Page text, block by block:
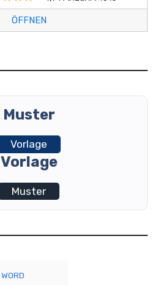
ÖFFNEN
Muster
Vorlage
Vorlage
Muster
WORD